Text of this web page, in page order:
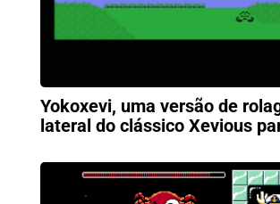
Yokoxevi, uma versão de
lateral do clássico Xevious